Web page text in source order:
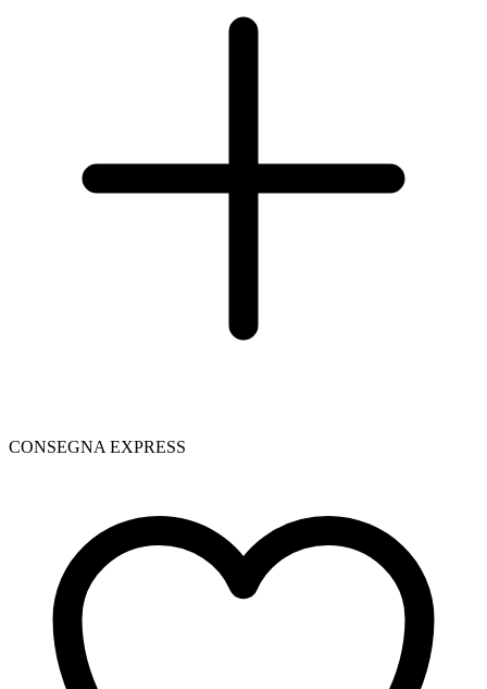
CONSEGNA EXPRESS